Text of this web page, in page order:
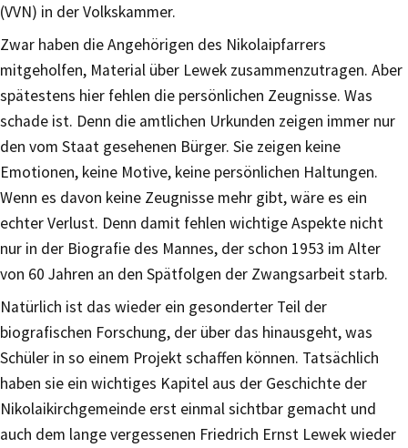
(VVN) in der Volkskammer.
Zwar haben die Angehörigen des Nikolaipfarrers
mitgeholfen, Material über Lewek zusammenzutragen. Aber
spätestens hier fehlen die persönlichen Zeugnisse. Was
schade ist. Denn die amtlichen Urkunden zeigen immer nur
den vom Staat gesehenen Bürger. Sie zeigen keine
Emotionen, keine Motive, keine persönlichen Haltungen.
Wenn es davon keine Zeugnisse mehr gibt, wäre es ein
echter Verlust. Denn damit fehlen wichtige Aspekte nicht
nur in der Biografie des Mannes, der schon 1953 im Alter
von 60 Jahren an den Spätfolgen der Zwangsarbeit starb.
Natürlich ist das wieder ein gesonderter Teil der
biografischen Forschung, der über das hinausgeht, was
Schüler in so einem Projekt schaffen können. Tatsächlich
haben sie ein wichtiges Kapitel aus der Geschichte der
Nikolaikirchgemeinde erst einmal sichtbar gemacht und
auch dem lange vergessenen Friedrich Ernst Lewek wieder